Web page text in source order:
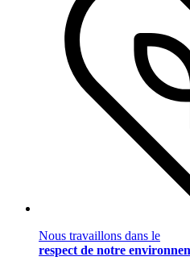
Nous travaillons dans le
respect de notre